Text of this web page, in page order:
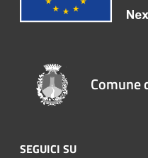
Comune
SEGUICI SU